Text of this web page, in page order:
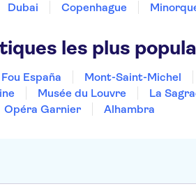
Dubai Copenhague
les plus
España Mont-Saint-Michel
Musée du Louvre La
Opéra Garnier
Alhambra